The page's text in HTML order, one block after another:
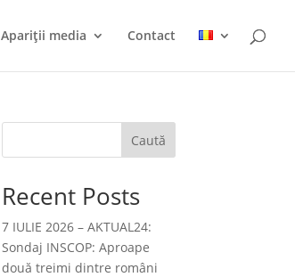
Apariții media Contact
Caută
Recent Posts
7 IULIE 2026 – AKTUAL24:
Sondaj INSCOP: Aproape
două treimi dintre români